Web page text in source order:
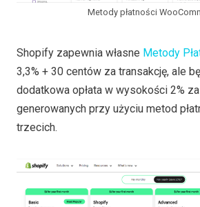
Metody płatności
Shopify zapewnia własne Metody
3,3% + 30 centów za transakcję, ale
dodatkowa opłata w wysokości 2%
generowanych przy użyciu metod
trzecich.